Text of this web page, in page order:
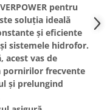
pentru
soluția ideală
și eficiente
sistemele hidrofor.
acest vas de
pornirilor frecvente
și prelungind